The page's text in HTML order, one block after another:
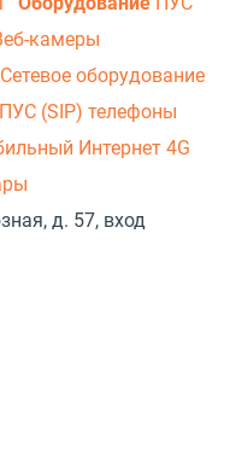
камеры
Сетевое оборудование
ПУС (SIP) телефоны
Интернет 4G
д. 57, вход